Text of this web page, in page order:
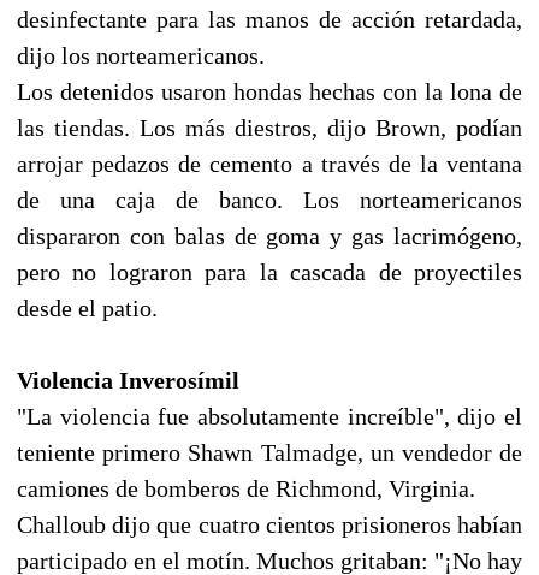
desinfectante para las manos de acción retardada,
dijo los norteamericanos.
Los detenidos usaron hondas hechas con la lona de
las tiendas. Los más diestros, dijo Brown, podían
arrojar pedazos de cemento a través de la ventana
de una caja de banco. Los norteamericanos
dispararon con balas de goma y gas lacrimógeno,
pero no lograron para la cascada de proyectiles
desde el patio.
Violencia Inverosímil
"La violencia fue absolutamente increíble", dijo el
teniente primero Shawn Talmadge, un vendedor de
camiones de bomberos de Richmond, Virginia.
Challoub dijo que cuatro cientos prisioneros habían
participado en el motín. Muchos gritaban: "¡No hay